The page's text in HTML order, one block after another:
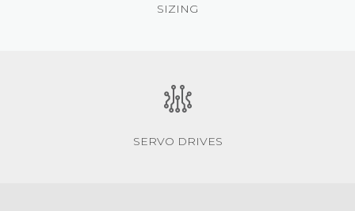
SIZING
SERVO DRIVES